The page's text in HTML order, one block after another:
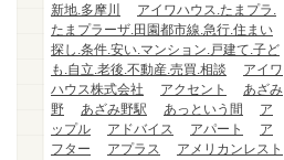
新地.多摩川
アイワハウス.たまプラ.
たまプラーザ.田園都市線.急行.住まい
探し.条件.安い.マンション.戸建て.子ど
も.自立.老後.不動産.売買.相談
アイワ
ハウス株式会社
アクセント
あざみ
野
あざみ野駅 あっという間
ア
ップル
アドバイス アパート
ア
フター
アプラス
アメリカンレスト